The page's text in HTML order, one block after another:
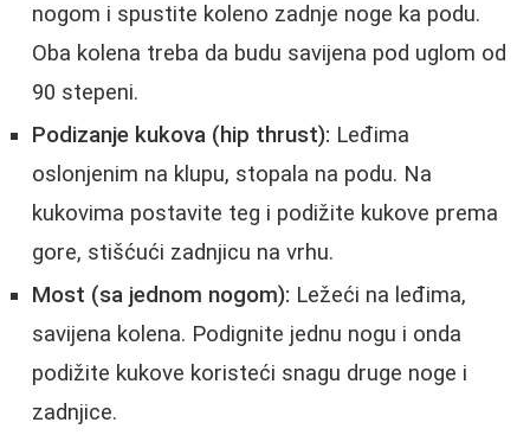
nogom i spustite koleno zadnje noge ka podu.
Oba kolena treba da budu savijena pod uglom od
90 stepeni.
Podizanje kukova (hip thrust): Leđima
oslonjenim na klupu, stopala na podu. Na
kukovima postavite teg i podižite kukove prema
gore, stišćući zadnjicu na vrhu.
Most (sa jednom nogom): Ležeći na leđima,
savijena kolena. Podignite jednu nogu i onda
podižite kukove koristeći snagu druge noge i
zadnjice.